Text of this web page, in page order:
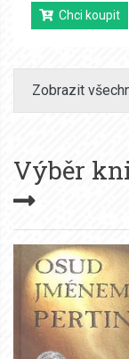
Chci koupit
Zobrazit
Výběr